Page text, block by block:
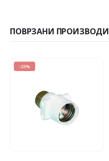
ПОВРЗАНИ ПРОИЗВОДИ
-25%